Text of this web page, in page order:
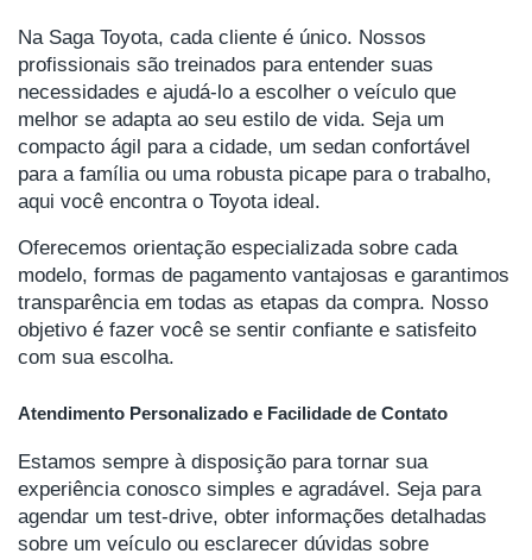
Na Saga Toyota, cada cliente é único. Nossos
profissionais são treinados para entender suas
necessidades e ajudá-lo a escolher o veículo que
melhor se adapta ao seu estilo de vida. Seja um
compacto ágil para a cidade, um sedan confortável
para a família ou uma robusta picape para o trabalho,
aqui você encontra o Toyota ideal.
Oferecemos orientação especializada sobre cada
modelo, formas de pagamento vantajosas e garantimos
transparência em todas as etapas da compra. Nosso
objetivo é fazer você se sentir confiante e satisfeito
com sua escolha.
Atendimento Personalizado e Facilidade de Contato
Estamos sempre à disposição para tornar sua
experiência conosco simples e agradável. Seja para
agendar um test-drive, obter informações detalhadas
sobre um veículo ou esclarecer dúvidas sobre